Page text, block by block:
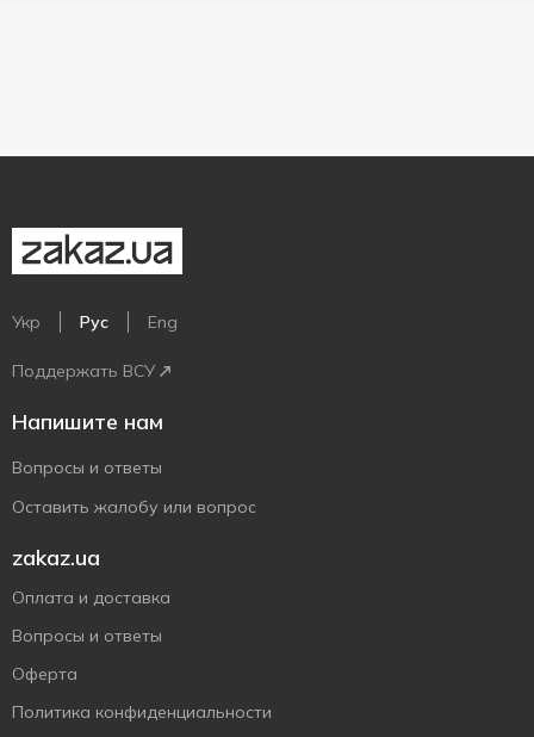
Укр Рус Eng
Поддержать ВСУ
Напишите нам
Вопросы и ответы
Оставить жалобу или вопрос
zakaz.ua
Оплата и доставка
Вопросы и ответы
Оферта
Политика конфиденциальности